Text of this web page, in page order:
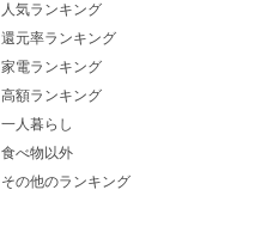
人気ランキング
還元率ランキング
家電ランキング
高額ランキング
一人暮らし
食べ物以外
その他のランキング